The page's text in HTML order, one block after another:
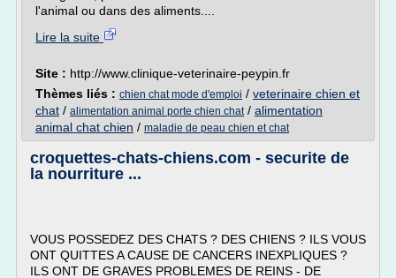
l'animal ou dans des aliments....
Lire la suite
Site : http://www.clinique-veterinaire-peypin.fr
Thèmes liés : chien chat mode d'emploi / veterinaire chien et
chat / alimentation animal porte chien chat/ alimentation
animal chat chien / maladie de peau chien et chat
croquettes-chats-chiens.com - securite de
la nourriture ...
VOUS POSSEDEZ DES CHATS ? DES CHIENS ? ILS VOUS
ONT QUITTES A CAUSE DE CANCERS INEXPLIQUES ?
ILS ONT DE GRAVES PROBLEMES DE REINS - DE